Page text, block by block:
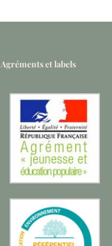
Agréments et labels